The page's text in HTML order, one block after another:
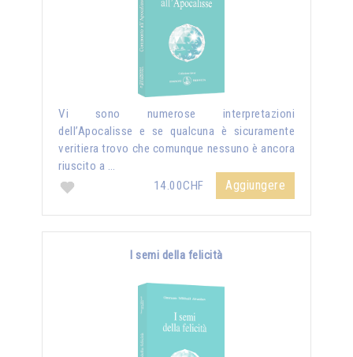
Vi sono numerose interpretazioni
dell’Apocalisse e se qualcuna è sicuramente
veritiera trovo che comunque nessuno è ancora
riuscito a …
14.00CHF
Aggiungere
I semi della felicità